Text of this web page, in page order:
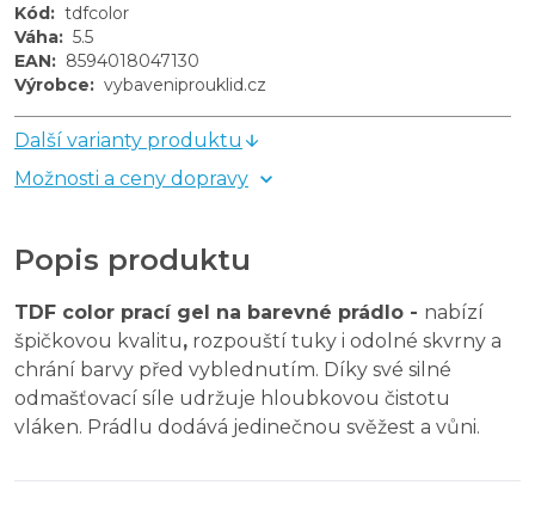
Kód: tdfcolor
Váha: 5.5
EAN: 8594018047130
Výrobce: vybaveniprouklid.cz
Další varianty produktu
Možnosti a ceny dopravy
Popis produktu
TDF color prací gel na barevné prádlo - nabízí
špičkovou kvalitu, rozpouští tuky i odolné skvrny a
chrání barvy před vyblednutím. Díky své silné
odmašťovací síle udržuje hloubkovou čistotu
vláken. Prádlu dodává jedinečnou svěžest a vůni.